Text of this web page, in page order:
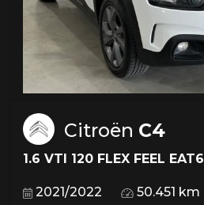
Citroën C4
1.6 VTI 120 FLEX FEEL EAT6
2021/2022 50.451 km